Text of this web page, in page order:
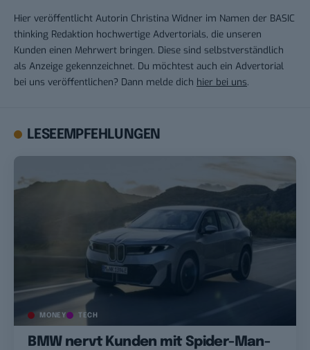
Hier veröffentlicht Autorin Christina Widner im Namen der BASIC
thinking Redaktion hochwertige Advertorials, die unseren
Kunden einen Mehrwert bringen. Diese sind selbstverständlich
als Anzeige gekennzeichnet. Du möchtest auch ein Advertorial
bei uns veröffentlichen? Dann melde dich hier bei uns.
LESEEMPFEHLUNGEN
MONEY TECH
BMW nervt Kunden mit Spider-Man-